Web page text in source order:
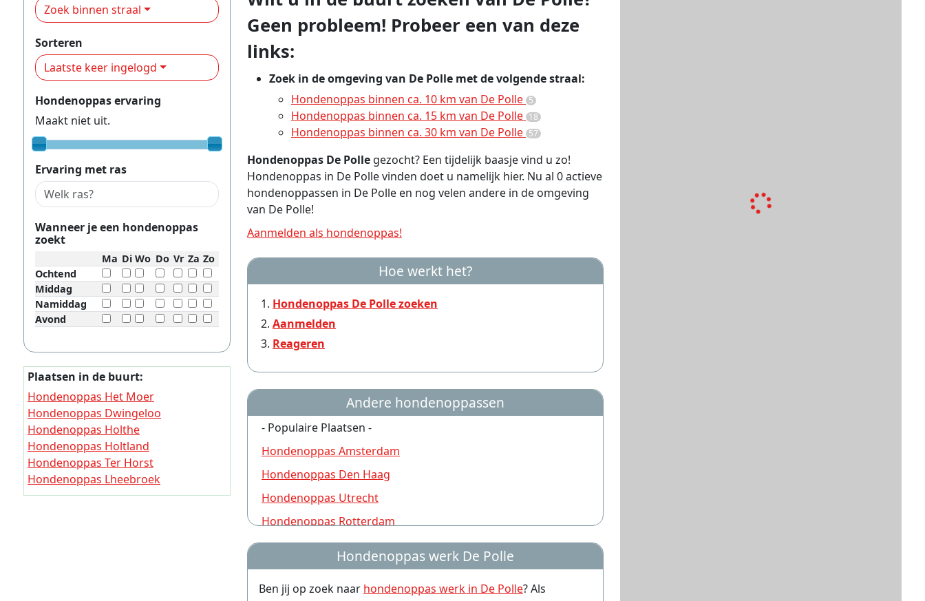
Geen probleem! Probeer een van deze
links:
Zoek in de omgeving van De Polle met de volgende straal:
Hondenoppas binnen ca. 10 km van De Polle 5
Hondenoppas binnen ca. 15 km van De Polle 18
Hondenoppas binnen ca. 30 km van De Polle 57
Hondenoppas De Polle gezocht? Een tijdelijk baasje vind u zo!
Hondenoppas in De Polle vinden doet u namelijk hier. Nu al 0 actieve
hondenoppassen in De Polle en nog velen andere in de omgeving
van De Polle!
Aanmelden als hondenoppas!
Hoe werkt het?
Hondenoppas De Polle zoeken
Aanmelden
Reageren
Andere hondenoppassen
- Populaire Plaatsen -
Hondenoppas Amsterdam
Hondenoppas Den Haag
Hondenoppas Utrecht
Hondenoppas Rotterdam
Hondenoppas Nijmegen
Hondenoppas Groningen
Hondenoppas Almere
Hondenoppas werk De Polle
Ben jij op zoek naar hondenoppas werk in De Polle? Als
Zoek binnen straal
Sorteren
Laatste keer ingelogd
Hondenoppas ervaring
Maakt niet uit.
Ervaring met ras
Wanneer je een hondenoppas
zoekt
Ma Di Wo Do Vr Za Zo
Ochtend
Middag
Namiddag
Avond
Plaatsen in de buurt:
Hondenoppas Het Moer
Hondenoppas Dwingeloo
Hondenoppas Holthe
Hondenoppas Holtland
Hondenoppas Ter Horst
Hondenoppas Lheebroek
Hondenoppas Dieverbrug